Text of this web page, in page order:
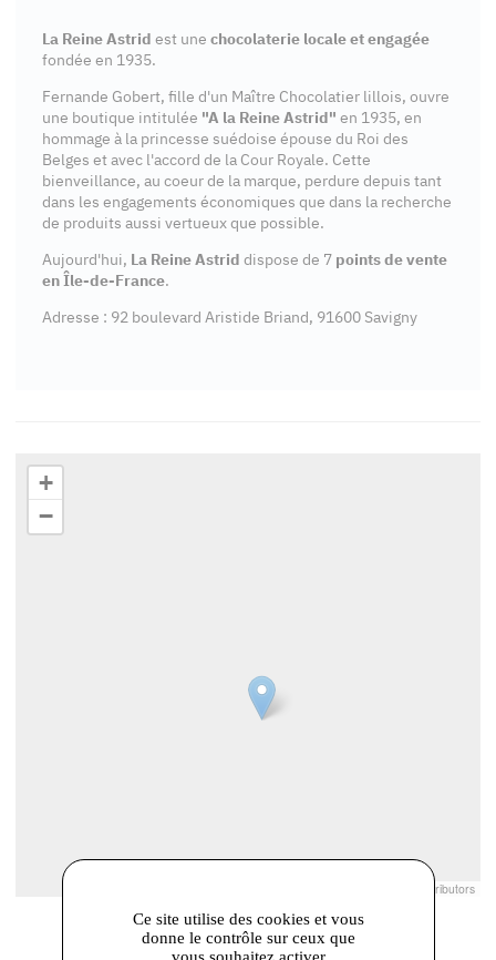
La Reine Astrid est une chocolaterie locale et engagée
fondée en 1935.
Fernande Gobert, fille d'un Maître Chocolatier lillois, ouvre
une boutique intitulée "A la Reine Astrid" en 1935, en
hommage à la princesse suédoise épouse du Roi des
Belges et avec l'accord de la Cour Royale. Cette
bienveillance, au coeur de la marque, perdure depuis tant
dans les engagements économiques que dans la recherche
de produits aussi vertueux que possible.
Aujourd'hui, La Reine Astrid dispose de 7 points de vente
en Île-de-France.
Adresse : 92 boulevard Aristide Briand, 91600 Savigny
+
−
contributors
Ce site utilise des cookies et vous
donne le contrôle sur ceux que
vous souhaitez activer